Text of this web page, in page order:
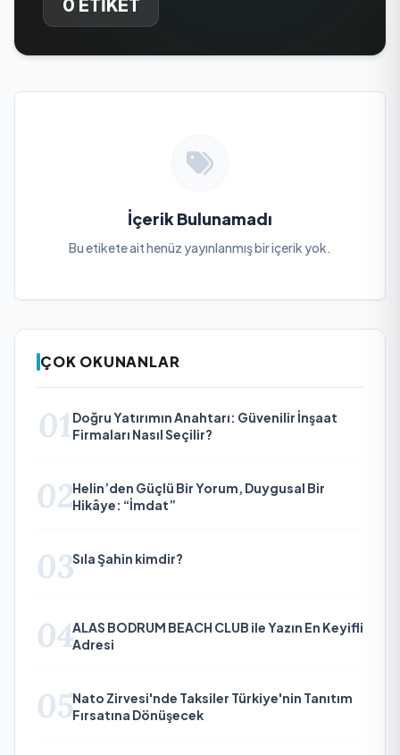
İçerik Bulunamadı
Bu etikete ait henüz yayınlanmış bir içerik yok.
ÇOK OKUNANLAR
01 Doğru Yatırımın Anahtarı: Güvenilir İnşaat
Firmaları Nasıl Seçilir?
02Helin’den Güçlü Bir Yorum, Duygusal Bir
Hikâye: “İmdat”
03Sıla Şahin kimdir?
04ALAS BODRUM BEACH CLUB ile Yazın En Keyifli
Adresi
05Nato Zirvesi'nde Taksiler Türkiye'nin Tanıtım
Fırsatına Dönüşecek